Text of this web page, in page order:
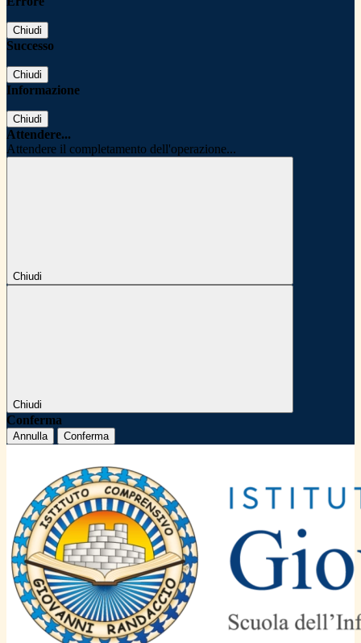
Chiudi
Successo
Chiudi
Informazione
Chiudi
Attendere...
Attendere il completamento dell'operazione...
Chiudi
Chiudi
Conferma
Annulla Conferma